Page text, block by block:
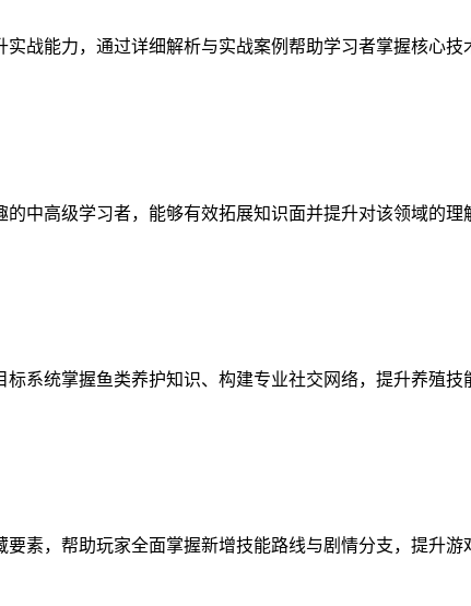
战能力，通过详细解析与实战案例帮助学习者掌握核心
中高级学习者，能够有效拓展知识面并提升对该领域的理
系统掌握鱼类养护知识、构建专业社交网络，提升养殖
素，帮助玩家全面掌握新增技能路线与剧情分支，提升游